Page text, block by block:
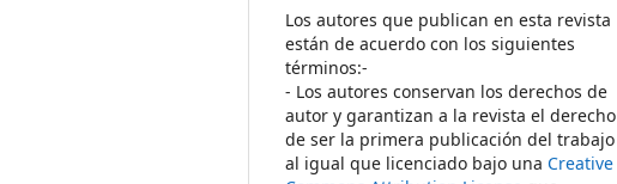
Los autores que publican en esta revista
están de acuerdo con los siguientes
términos:-
- Los autores conservan los derechos de
autor y garantizan a la revista el derecho
de ser la primera publicación del trabajo
al igual que licenciado bajo unaCreative